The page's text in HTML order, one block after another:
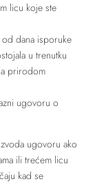
licu koje ste
dana isporuke
u trenutku
prirodom
ugovoru o
ugovoru ako
ili trećem licu
kad se